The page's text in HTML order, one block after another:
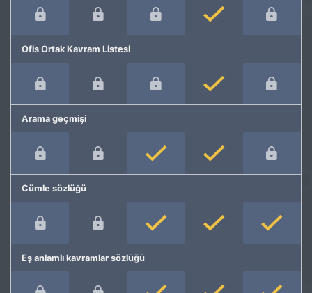
Ofis Ortak Kavram Listesi
Arama geçmişi
Cümle sözlüğü
Eş anlamlı kavramlar sözlüğü